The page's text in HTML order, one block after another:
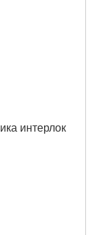
интерлок